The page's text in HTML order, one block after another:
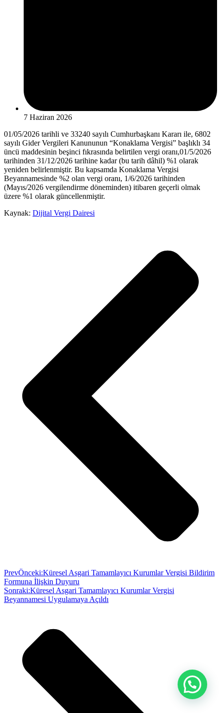
7 Haziran 2026
01/05/2026 tarihli ve 33240 sayılı Cumhurbaşkanı Kararı ile, 6802
sayılı Gider Vergileri Kanununun “Konaklama Vergisi” başlıklı 34
üncü maddesinin beşinci fıkrasında belirtilen vergi oranı,01/5/2026
tarihinden 31/12/2026 tarihine kadar (bu tarih dâhil) %1 olarak
yeniden belirlenmiştir. Bu kapsamda Konaklama Vergisi
Beyannamesinde %2 olan vergi oranı, 1/6/2026 tarihinden
(Mayıs/2026 vergilendirme döneminden) itibaren geçerli olmak
üzere %1 olarak güncellenmiştir.
Kaynak: Dijital Vergi Dairesi
PrevÖnceki:Küresel Asgari Tamamlayıcı Kurumlar Vergisi Bildirim
Formuna İlişkin Duyuru
Sonraki:Küresel Asgari Tamamlayıcı Kurumlar Vergisi
Beyannamesi Uygulamaya Açıldı